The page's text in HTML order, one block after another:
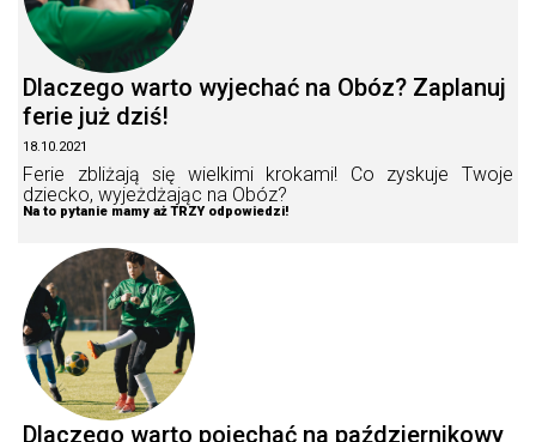
Dlaczego warto wyjechać na Obóz? Zaplanuj
ferie już dziś!
18.10.2021
Ferie zbliżają się wielkimi krokami! Co zyskuje Twoje
dziecko, wyjeżdżając na Obóz?
Na to pytanie mamy aż TRZY odpowiedzi!
Dlaczego warto pojechać na październikowy